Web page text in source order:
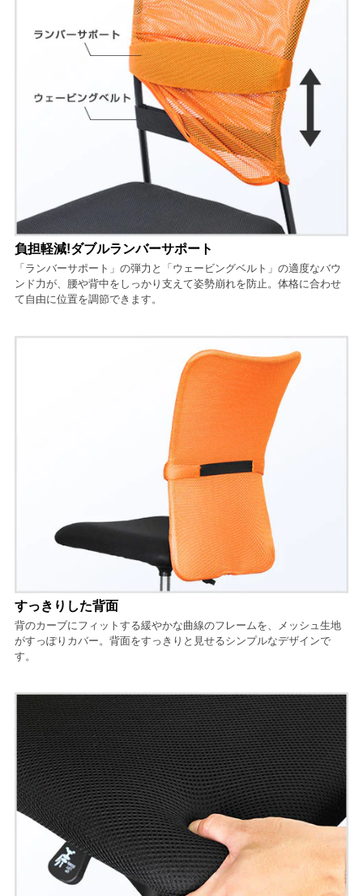
負担軽減!ダブルランバーサポート
「ランバーサポート」の弾力と「ウェービングベルト」の適度なバウ
ンド力が、腰や背中をしっかり支えて姿勢崩れを防止。体格に合わせ
て自由に位置を調節できます。
すっきりした背面
背のカーブにフィットする緩やかな曲線のフレームを、メッシュ生地
がすっぽりカバー。背面をすっきりと見せるシンプルなデザインで
す。